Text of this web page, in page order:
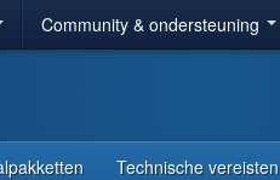
Community & ondersteuning
Technische vereisten